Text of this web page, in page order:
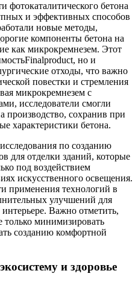
фотокаталитического бетона
и эффективных способов
новые методы,
компоненты бетона на
как микрокремнезем. Этот
но и
отходы, что важно
повестки и стремления
микрокремнезем с
исследователи смогли
производство, сохранив при
характеристики бетона.
по созданию
для отделки зданий, которые
под воздействием
искусственного освещения.
применения технологий в
улучшений для
Важно отметить,
только минимизировать
созданию комфортной
и здоровье